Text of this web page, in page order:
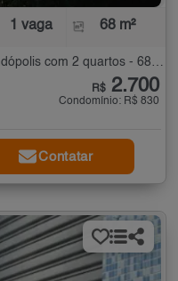
1 vaga 68 m²
Apartamento para Alugar em Mirandópolis com 2 quartos - 68 m²
R$ 2.700
Condomínio: R$ 830
Contatar